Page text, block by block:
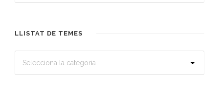
LLISTAT DE TEMES